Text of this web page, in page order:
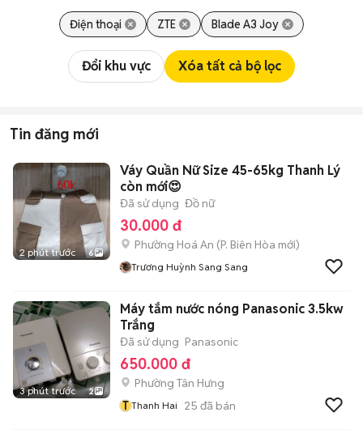
Điện thoại ZTE Blade A3 Joy
Đổi khu vực Xóa tất cả bộ lọc
Tin đăng mới
2 phút trước 6
Váy Quần Nữ Size 45-65kg Thanh Lý
còn mới😍
Đã sử dụng Đồ nữ
30.000 đ
Phường Hoá An (P. Biên Hòa mới)
Trương Huỳnh Sang Sang
3 phút trước 2
Máy tắm nước nóng Panasonic 3.5kw
Trắng
Đã sử dụng Panasonic
650.000 đ
Phường Tân Hưng
T Thanh Hai 25 đã bán